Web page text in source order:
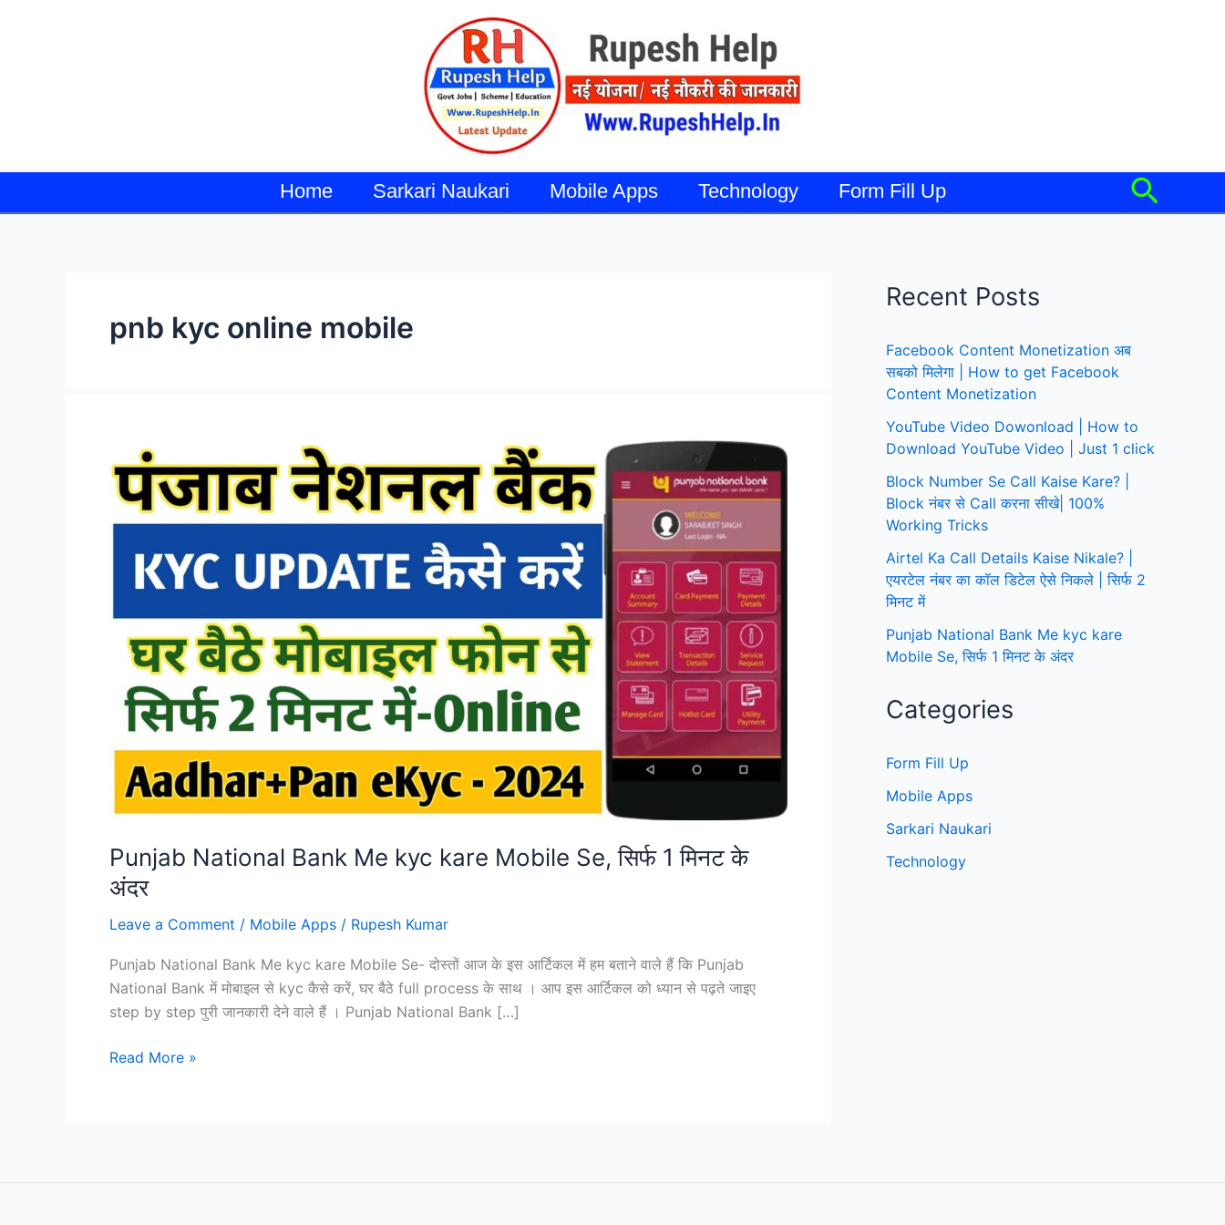
Home Sarkari Naukari Mobile Apps Technology Form Fill Up
pnb kyc online mobile
Punjab National Bank Me kyc kare Mobile Se, सिर्फ 1 मिनट के
अंदर
Leave a Comment / Mobile Apps / Rupesh Kumar
Punjab National Bank Me kyc kare Mobile Se- दोस्तों आज के इस आर्टिकल में हम बताने वाले हैं कि Punjab
National Bank में मोबाइल से kyc कैसे करें, घर बैठे full process के साथ । आप इस आर्टिकल को ध्यान से पढ़ते जाइए
step by step पुरी जानकारी देने वाले हैं । Punjab National Bank […]
Punjab
Read More »
Recent Posts
Facebook Content Monetization अब
सबको मिलेगा | How to get Facebook
Content Monetization
YouTube Video Dowonload | How to
Download YouTube Video | Just 1 click
Block Number Se Call Kaise Kare? |
Block नंबर से Call करना सीखे| 100%
Working Tricks
Airtel Ka Call Details Kaise Nikale? |
एयरटेल नंबर का कॉल डिटेल ऐसे निकले | सिर्फ 2
मिनट में
Punjab National Bank Me kyc kare
Mobile Se, सिर्फ 1 मिनट के अंदर
Categories
Form Fill Up
Mobile Apps
Sarkari Naukari
Technology